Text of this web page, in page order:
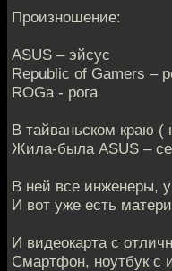
Произношение:
ASUS – эйсус
Republic of Gamers –
ROGa - рога
В тайваньском краю
Жила-была ASUS –
В ней все инженеры,
И вот уже есть
И видеокарта с
Смартфон, ноутбук с